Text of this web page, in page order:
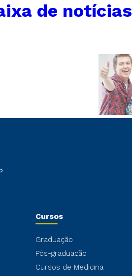
de notícias
Cursos
Graduação
Pós-graduação
Cursos de Medicina